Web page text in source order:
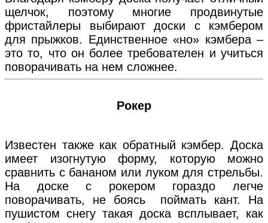
щелчок, поэтому многие продвинутые
фристайлеры выбирают доски с кэмбером
для прыжков. Единственное «но» кэмбера –
это то, что он более требователен и учиться
поворачивать на нем сложнее.
Рокер
Известен также как обратный кэмбер. Доска
имеет изогнутую форму, которую можно
сравнить с бананом или луком для стрельбы.
На доске с рокером гораздо легче
поворачивать, не боясь поймать кант. На
пушистом снегу такая доска всплывает, как